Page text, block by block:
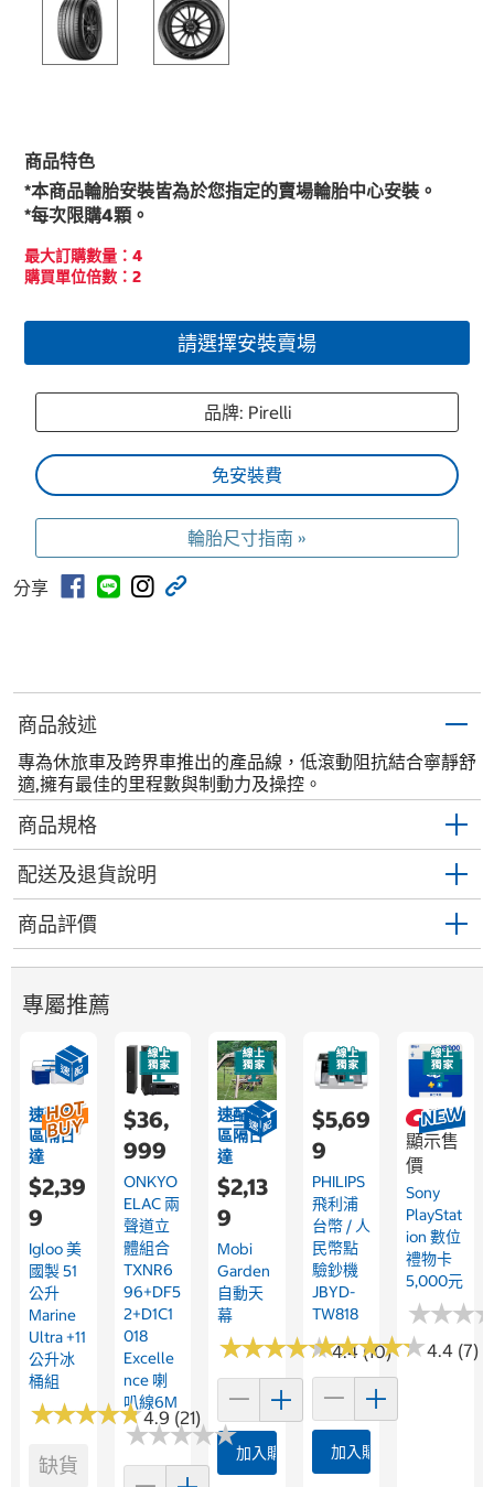
商品特色
*本商品輪胎安裝皆為於您指定的賣場輪胎中心安裝。
*每次限購4顆。
最大訂購數量：4
購買單位倍數：2
請選擇安裝賣場
品牌: Pirelli
免安裝費
輪胎尺寸指南 »
分享
商品敍述
專為休旅車及跨界車推出的產品線，低滾動阻抗結合寧靜舒
適,擁有最佳的里程數與制動力及操控。
商品規格
配送及退貨說明
商品評價
專屬推薦
速配限
區隔日
達
$2,39
9
Igloo 美
國製 51
公升
Marine
Ultra +11
公升冰
桶組
★★★★★
★★★★★4.9 (21)
缺貨
$36,
999
ONKYO
ELAC 兩
聲道立
體組合
TXNR6
96+DF5
2+D1C1
018
Excelle
Nce 喇
叭線6M
★★★★★
★★★★★
速配限
區隔日
達
$2,13
9
Mobi
Garden
自動天
幕
★★★★★
★★★★★4.4 (10)
加入購物車
$5,69
9
PHILIPS
飛利浦
台幣 / 人
民幣點
驗鈔機
JBYD-
TW818
★★★★★
★★★★★4.4 (7)
加入購物車
登入
顯示售
價
Sony
PlayStat
Ion 數位
禮物卡
5,000元
★★★
★★★